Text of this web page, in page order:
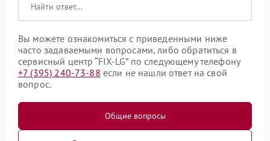
Вы можете ознакомиться с приведенными ниже
часто задаваемыми вопросами, либо обратиться в
сервисный центр “FIX-LG” по следующему телефону
+7 (395) 240-73-88 если не нашли ответ на свой
вопрос.
Общие вопросы